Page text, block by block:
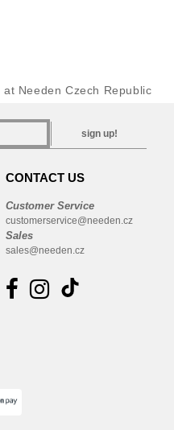
at Needen Czech Republic
sign up!
CONTACT US
Customer Service
customerservice@needen.cz
Sales
sales@needen.cz